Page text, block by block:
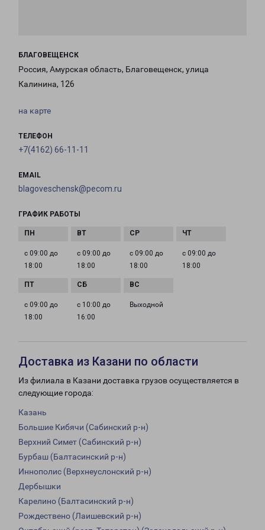
БЛАГОВЕЩЕНСК
Россия, Амурская область, Благовещенск, улица
Калинина, 126
на карте
ТЕЛЕФОН
+7(4162) 66-11-11
EMAIL
blagoveschensk@pecom.ru
ГРАФИК РАБОТЫ
с 09:00 до
18:00
с 09:00 до
18:00
с 09:00 до
18:00
с 09:00 до
18:00
с 09:00 до
18:00
с 10:00 до
16:00
Выходной
Доставка из Казани по области
Из филиала в Казани доставка грузов осуществляется в
следующие города:
Казань
Большие Кибячи (Сабинский р-н)
Верхний Симет (Сабинский р-н)
Бурбаш (Балтасинский р-н)
Иннополис (Верхнеуслонский р-н)
Дербышки
Карелино (Балтасинский р-н)
Рождествено (Лаишевский р-н)